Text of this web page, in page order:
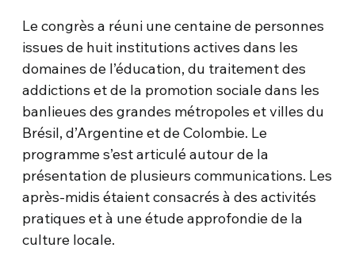
Le congrès a réuni une centaine de personnes
issues de huit institutions actives dans les
domaines de l’éducation, du traitement des
addictions et de la promotion sociale dans les
banlieues des grandes métropoles et villes du
Brésil, d’Argentine et de Colombie. Le
programme s’est articulé autour de la
présentation de plusieurs communications. Les
après-midis étaient consacrés à des activités
pratiques et à une étude approfondie de la
culture locale.